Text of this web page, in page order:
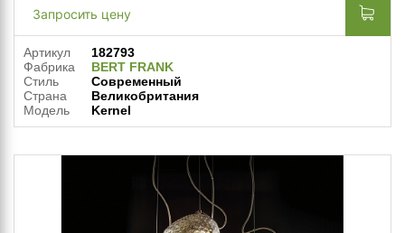
Запросить цену
Артикул
182793
Фабрика
BERT FRANK
Стиль
Современный
Страна
Великобритания
Модель
Kernel